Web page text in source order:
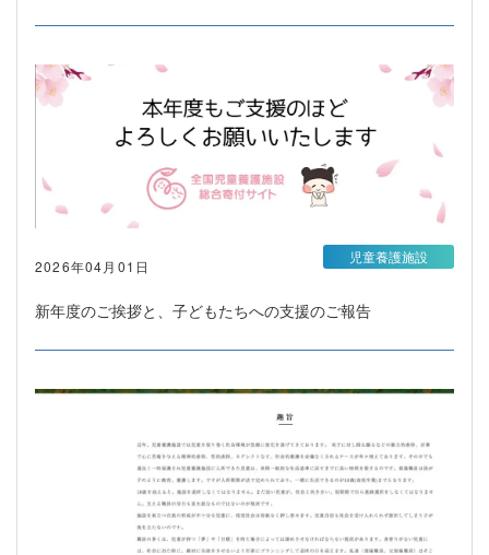
2026年04月01日
新年度のご挨拶と、子どもたちへの支援のご報告
児童養護施設